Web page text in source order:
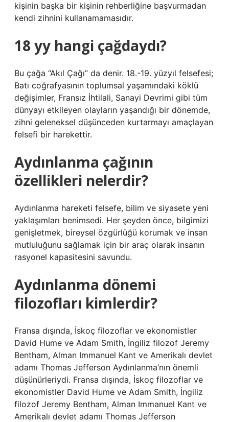
kişinin başka bir kişinin rehberliğine başvurmadan
kendi zihnini kullanamamasıdır.
18 yy hangi çağdaydı?
Bu çağa “Akıl Çağı” da denir. 18.-19. yüzyıl felsefesi;
Batı coğrafyasının toplumsal yaşamındaki köklü
değişimler, Fransız İhtilali, Sanayi Devrimi gibi tüm
dünyayı etkileyen olayların yaşandığı bir dönemde,
zihni geleneksel düşünceden kurtarmayı amaçlayan
felsefi bir harekettir.
Aydınlanma çağının
özellikleri nelerdir?
Aydınlanma hareketi felsefe, bilim ve siyasete yeni
yaklaşımları benimsedi. Her şeyden önce, bilgimizi
genişletmek, bireysel özgürlüğü korumak ve insan
mutluluğunu sağlamak için bir araç olarak insanın
rasyonel kapasitesini savundu.
Aydınlanma dönemi
filozofları kimlerdir?
Fransa dışında, İskoç filozoflar ve ekonomistler
David Hume ve Adam Smith, İngiliz filozof Jeremy
Bentham, Alman Immanuel Kant ve Amerikalı devlet
adamı Thomas Jefferson Aydınlanma’nın önemli
düşünürleriydi. Fransa dışında, İskoç filozoflar ve
ekonomistler David Hume ve Adam Smith, İngiliz
filozof Jeremy Bentham, Alman Immanuel Kant ve
Amerikalı devlet adamı Thomas Jefferson